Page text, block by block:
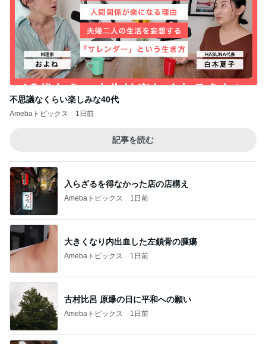
不思議なくらい楽しみな40代
Amebaトピックス 1日前
記事を読む
入らざるを得なかった店の店構え
Amebaトピックス 1日前
大きくなり内出血した左鎖骨の腫瘍
Amebaトピックス 1日前
古村比呂 原爆の日に平和への願い
Amebaトピックス 1日前